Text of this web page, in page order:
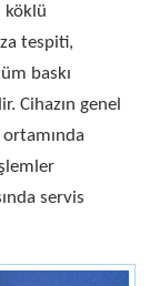
köklü
tespiti,
baskı
Cihazın genel
servis